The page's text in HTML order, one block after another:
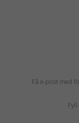
Få e-post med